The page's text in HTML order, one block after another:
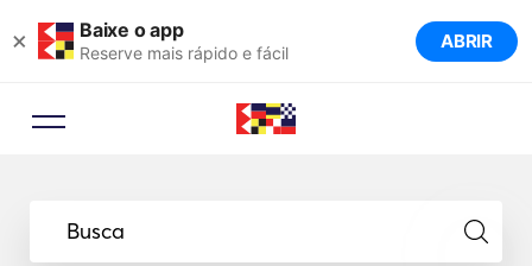
× Baixe o app
Reserve mais rápido e fácil ABRIR
Busca